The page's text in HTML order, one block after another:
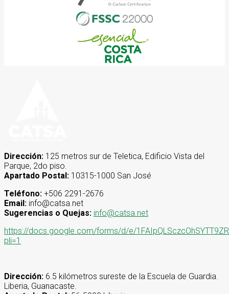
Dirección: 125 metros sur de Teletica, Edificio Vista del
Parque, 2do piso.
Apartado Postal: 10315-1000 San José
Teléfono: +506 2291-2676
Email: info@catsa.net
Sugerencias o Quejas: info@catsa.net
https://docs.google.com/forms/d/e/
pli=1
Dirección: 6.5 kilómetros sureste de la Escuela de Guardia.
Liberia, Guanacaste.